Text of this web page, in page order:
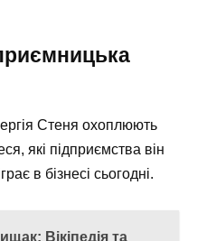
Стеня охоплюють
які підприємства він
в бізнесі сьогодні.
Вікіпедія та